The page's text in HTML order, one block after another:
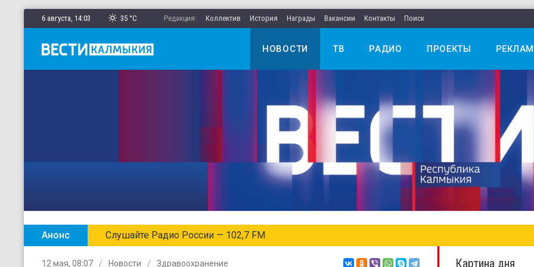
6 августа, 14:03 35 °C Редакция: Коллектив История Награды Вакансии Контакты Поиск
НОВОСТИ ТВ РАДИО ПРОЕКТЫ
Анонс Слушайте Радио России — 102,7 FM
12 мая, 08:07 Новости Здравоохранение Картина дня